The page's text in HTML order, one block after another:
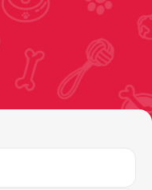
29ff-